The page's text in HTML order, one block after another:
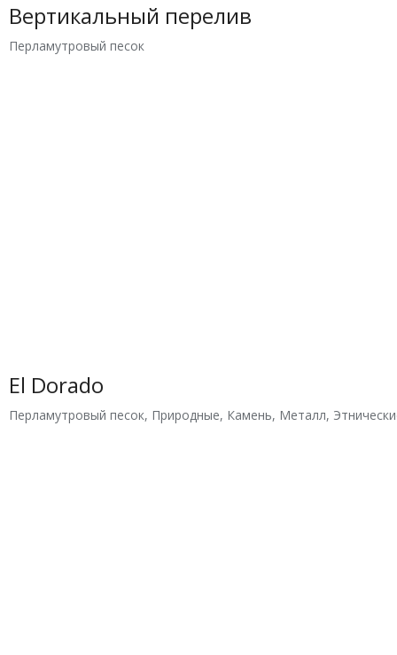
Вертикальный перелив
Перламутровый песок
El Dorado
Перламутровый песок, Природные, Камень, Металл,